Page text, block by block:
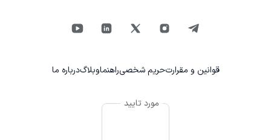
قوانین و مقرارتحریم شخصیراهنماوبلاگدرباره ما
مورد تایید